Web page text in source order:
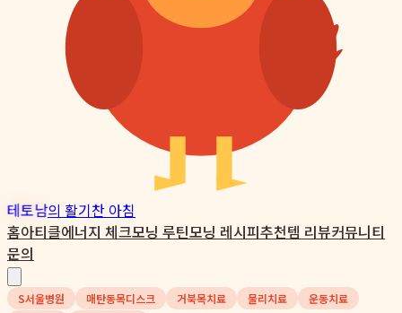
테토남의 활기찬 아침
홈아티클에너지 체크모닝 루틴모닝 레시피추천템 리뷰커뮤니티
문의
S서울병원 매탄동목디스크 거북목치료 물리치료
운동치료